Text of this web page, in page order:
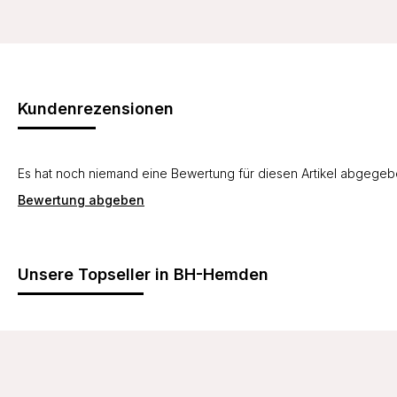
Kundenrezensionen
Es hat noch niemand eine Bewertung für diesen Artikel
Bewertung abgeben
Unsere Topseller in BH-Hemden